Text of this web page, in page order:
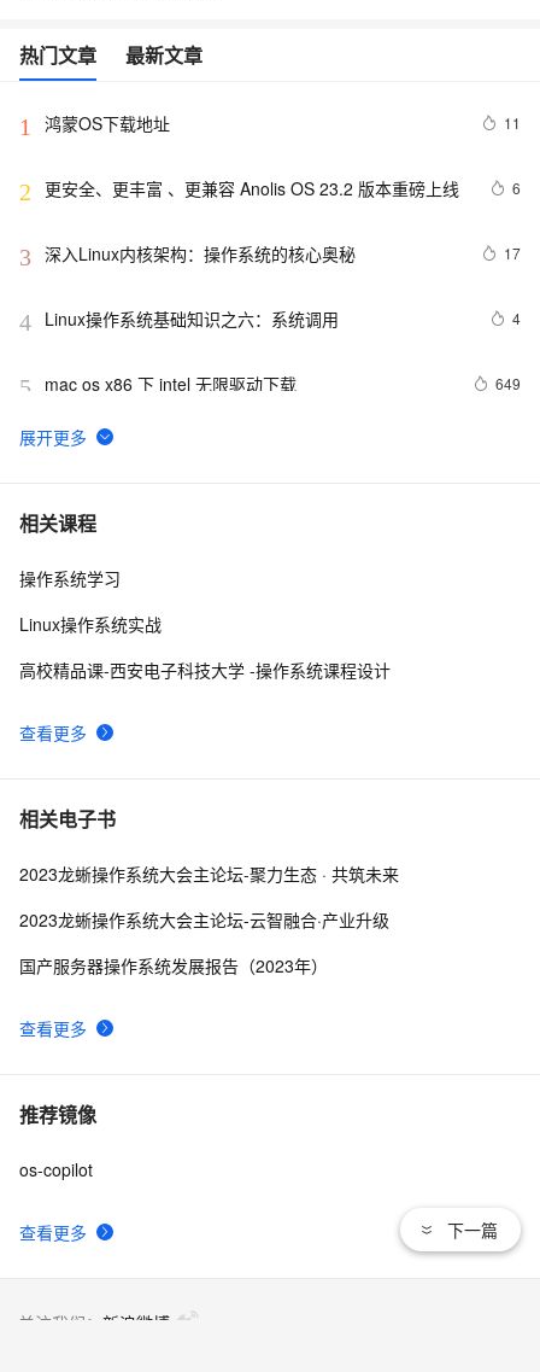
热门文章 最新文章
1 鸿蒙OS下载地址 11
2 更安全、更丰富 、更兼容 Anolis OS 23.2 版本重磅上线 6
3 深入Linux内核架构：操作系统的核心奥秘 17
4 Linux操作系统基础知识之六：系统调用 4
5 mac os x86 下 intel 无限驱动下载 649
6 请介绍一下鸿蒙操作系统的应用开发框架和工具。
7 操作系统第五章_04 设备的分配与回收
8 Unix是一个多用户、多任务的操作系统
win7、win8、win10等不同操作系统下安装Docker详细
相关课程
查看更多
操作系统学习
Linux操作系统实战
高校精品课-西安电子科技大学 -操作系统课程设计
相关电子书
查看更多
2023龙蜥操作系统大会主论坛-聚力生态 · 共筑未来
2023龙蜥操作系统大会主论坛-云智融合·产业升级
国产服务器操作系统发展报告（2023年）
推荐镜像
查看更多
os-copilot
下一篇
关注我们： 新浪微博